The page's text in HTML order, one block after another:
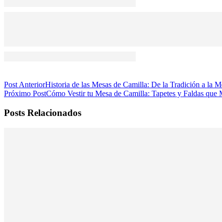
Post AnteriorHistoria de las Mesas de Camilla: De la Tradición a la
Próximo PostCómo Vestir tu Mesa de Camilla: Tapetes y Faldas que
Posts Relacionados